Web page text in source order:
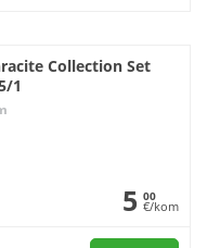
Collection Set
1
5 00
€/kom